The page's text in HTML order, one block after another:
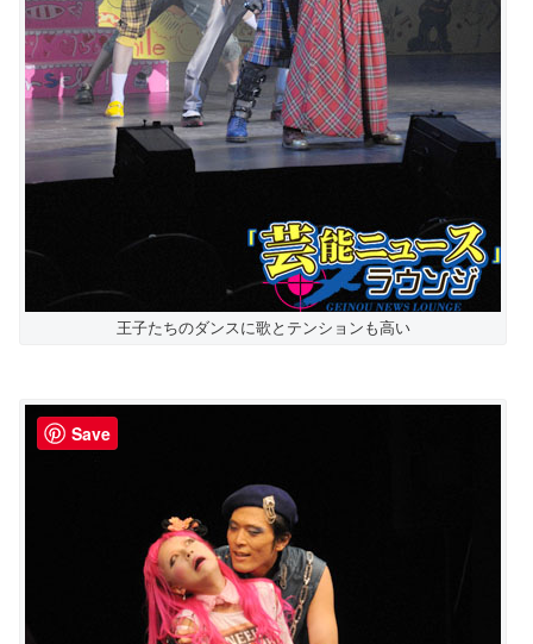
王子たちのダンスに歌とテンションも高い
Save